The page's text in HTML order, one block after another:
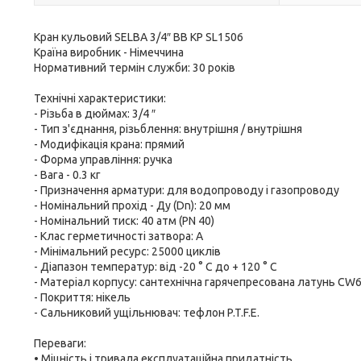
Кран кульовий SELBA 3/4″ ВВ КР SL1506
Країна виробник - Німеччина
Нормативний термін служби: 30 років
Технічні характеристики:
- Різьба в дюймах: 3/4 ″
- Тип з'єднання, різьблення: внутрішня / внутрішня
- Модифікація крана: прямий
- Форма управління: ручка
- Вага - 0.3 кг
- Призначення арматури: для водопроводу і газопроводу
- Номінальний прохід - Ду (Dn): 20 мм
- Номінальний тиск: 40 атм (PN 40)
- Клас герметичності затвора: А
- Мінімальний ресурс: 25000 циклів
- Діапазон температур: від -20 ° С до + 120 ° С
- Матеріал корпусу: сантехнічна гарячепресована латунь
- Покриття: нікель
- Сальниковий ущільнювач: тефлон P.T.F.E.
Переваги: